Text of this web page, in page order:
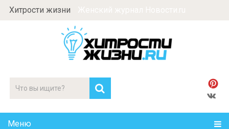
Хитрости жизни
Меню